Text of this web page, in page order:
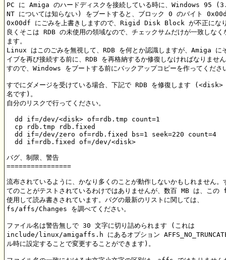
PC に Amiga のハードディスクを接続している時に、Windows 95
NT については知らない) をブートすると、ブロック 0 のバイト
0x00df にごみを上書きしますので、Rigid Disk Block が不正にな
良くそこは RDB の未使用の領域なので、チェックサムだけが一致しなく
ます。
Linux はこのごみを無視して、RDB を何とか認識しますが、Amiga に
イブを再び接続する前に、RDB を再格納するか修復しなければなりませ
すので、Windows をブートする前にバックアップコピーを作ってくださ
すでにダメージを受けている場合、下記で RDB を修復します (<disk>
名です)。
自分のリスクで行ってください。
  dd if=/dev/<disk> of=rdb.tmp count=1
  cp rdb.tmp rdb.fixed
  dd if=/dev/zero of=rdb.fixed bs=1 seek=220 count=4
  dd if=rdb.fixed of=/dev/<disk>
バグ、制限、警告
================
流布されているように、かなり多くのことが動作しないかもしれません。
てのことがテストされているわけではありませんが、数百 MB は、こ
使用して読み書きされています。バグの最新のリストに関しては、
fs/affs/Changes を調べてください。
ファイル名は警告無しで 30 文字に切り詰められます (これは
include/linux/amigaffs.h にあるオプション
ル時に設定することで変更することができます)。